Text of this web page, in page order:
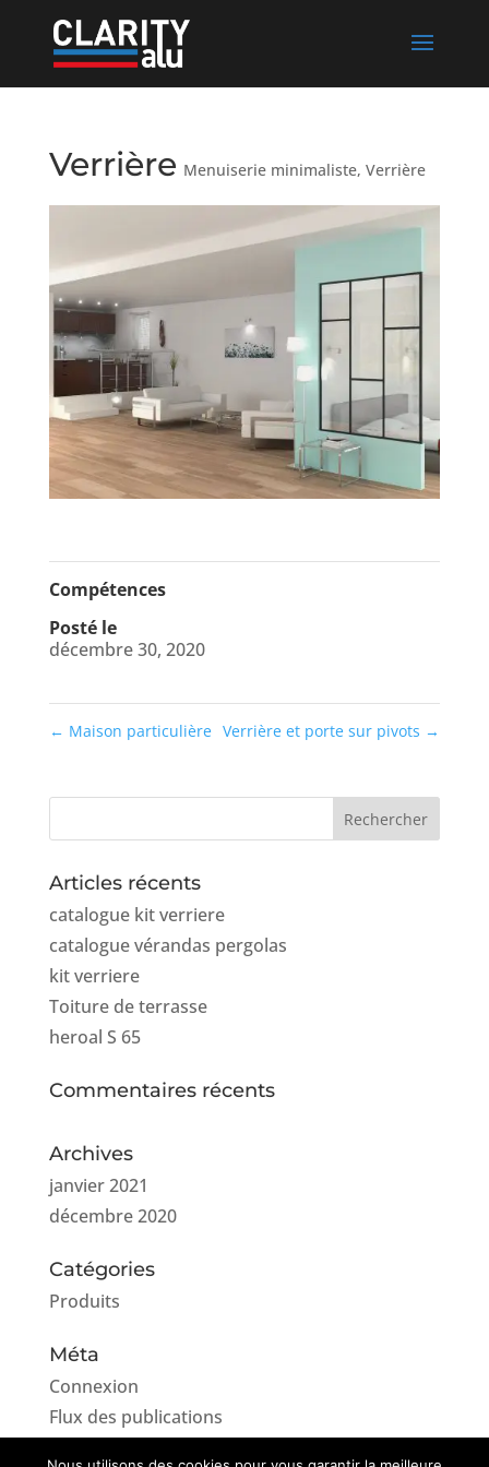
Verrière Menuiserie minimaliste, Verrière
Compétences
Posté le
décembre 30, 2020
← Maison particulière Verrière et porte sur pivots →
Articles récents
catalogue kit verriere
catalogue vérandas pergolas
kit verriere
Toiture de terrasse
heroal S 65
Commentaires récents
Archives
janvier 2021
décembre 2020
Catégories
Produits
Méta
Connexion
Flux des publications